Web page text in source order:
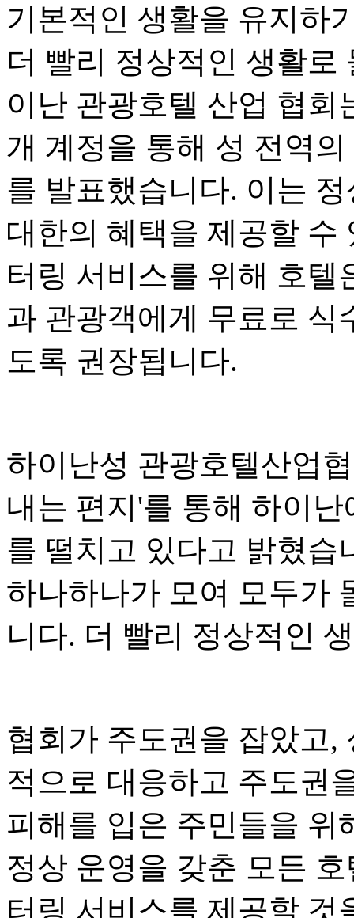
기본적인 생활을 유지하
더 빨리 정상적인 생활로
이난 관광호텔 산업 협회
개 계정을 통해 성 전역
를 발표했습니다. 이는
대한의 혜택을 제공할 수
터링 서비스를 위해 호텔
과 관광객에게 무료로 식
도록 권장됩니다.
하이난성 관광호텔산업
내는 편지'를 통해 하이
를 떨치고 있다고 밝혔습
하나하나가 모여 모두가
니다. 더 빨리 정상적인
협회가 주도권을 잡았고,
적으로 대응하고 주도권
피해를 입은 주민들을 위
정상 운영을 갖춘 모든
터링 서비스를 제공할 것